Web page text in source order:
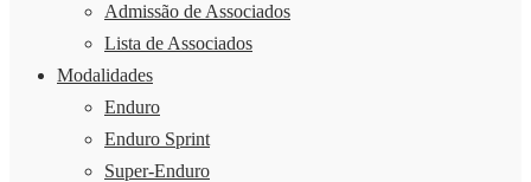
Admissão de Associados
Lista de Associados
Modalidades
Enduro
Enduro Sprint
Super-Enduro